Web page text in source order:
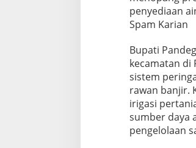
penyediaan
Spam Karian
Bupati
kecamatan di
sistem
rawan banjir.
irigasi
sumber daya
pengelolaan